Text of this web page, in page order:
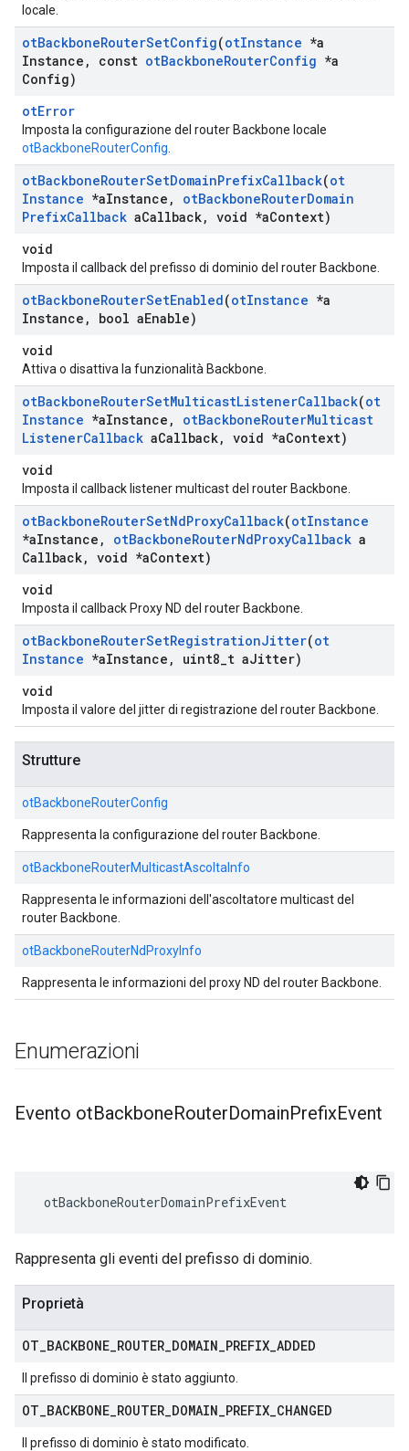
locale.
otBackboneRouterSetConfig(otInstance *a
Instance , const otBackboneRouterConfig *a
Config)
otError
Imposta la configurazione del router Backbone locale
otBackboneRouterConfig
otBackboneRouterSetDomainPrefixCallback(ot
Instance *aInstance , otBackboneRouterDomain
PrefixCallback aCallback, void *aContext)
void
Imposta il callback del prefisso di dominio del router Backbone.
otBackboneRouterSetEnabled(otInstance *a
Instance , bool aEnable)
void
Attiva o disattiva la funzionalità Backbone.
otBackboneRouterSetMulticastListenerCallback(ot
Instance *aInstance , otBackboneRouterMulticast
ListenerCallback aCallback, void *aContext)
void
Imposta il callback listener multicast del router Backbone.
otBackboneRouterSetNdProxyCallback(otInstance
*aInstance , otBackboneRouterNdProxyCallback a
Callback, void *aContext)
void
Imposta il callback Proxy ND del router Backbone.
otBackboneRouterSetRegistrationJitter(ot
Instance *aInstance , uint8 t aJitter)
void
Imposta il valore del jitter di registrazione del router Backbone.
Strutture
otBackboneRouterConfig
Rappresenta la configurazione del router Backbone.
otBackboneRouterMulticastAscoltaInfo
Rappresenta le informazioni dell'ascoltatore multicast del
router Backbone.
otBackboneRouterNdProxyInfo
Rappresenta le informazioni del proxy ND del router Backbone.
Enumerazioni
Evento otBackboneRouterDomainPrefixEvent
otBackboneRouterDomainPrefixEvent
Rappresenta gli eventi del prefisso di dominio.
Proprietà
OT BACKBONE ROUTER DOMAIN PREFIX ADDED
Il prefisso di dominio è stato aggiunto.
OT BACKBONE ROUTER DOMAIN PREFIX CHANGED
Il prefisso di dominio è stato modificato.